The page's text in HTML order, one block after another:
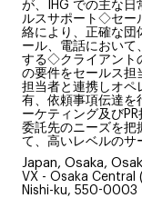
が、IHG での主な
ルスサポート◇セー
絡により、正確な
ール、電話において
する◇クライアント
の要件をセールス
担当者と連携しオペ
有、依頼事項伝達
ーケティング及び
委託先のニーズを
て、高いレベルのサ
Japan, Osaka,
VX - Osaka Central
Nishi-ku, 550-0003